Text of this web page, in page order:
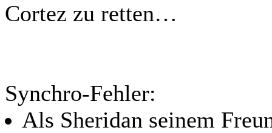
Cortez zu retten…
Synchro-Fehler:
Als Sheridan seinem